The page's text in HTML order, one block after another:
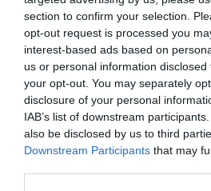
section to confirm your selection.
opt-out request is processed you
interest-based ads based on
us or personal information
your opt-out. You may separately
disclosure of your personal
IAB’s list of downstream
also be disclosed by us to third
Downstream Participants that may
BOAT & FISHING SHOW 2025
Τεχνητό Tide Minnow Lipless
International
«∆υνατό» του σηµείο η πολύ
από την επιφάνεια του νερού. Τα